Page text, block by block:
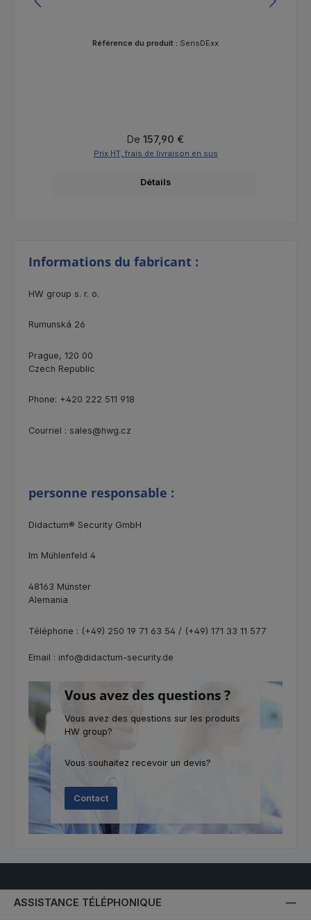
Référence du produit : SensDExx
Prix régulier :
De 157,90 €
Prix HT, frais de livraison en sus
Détails
Informations du fabricant :
HW group s. r. o.
Rumunská 26
Prague, 120 00
Czech Republic
Phone: +420 222 511 918
Courriel : sales@hwg.cz
personne responsable :
Didactum® Security GmbH
Im Mühlenfeld 4
48163 Münster
Alemania
Téléphone : (+49) 250 19 71 63 54 / (+49) 171 33 11 577
Email : info@didactum-security.de
Vous avez des questions ?
Vous avez des questions sur les produits
HW group?
Vous souhaitez recevoir un devis?
Contact
ASSISTANCE TÉLÉPHONIQUE